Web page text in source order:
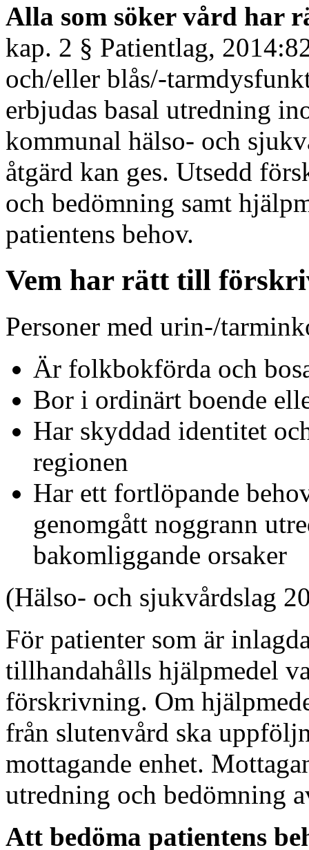
Alla som söker vård har
kap. 2 § Patientlag,
och/eller blås/-
erbjudas basal utredning
kommunal hälso- och
åtgärd kan ges. Utsedd
och bedömning samt
patientens behov.
Vem har rätt till
Personer med urin-/
Är folkbokförda och
Bor i ordinärt boende
Har skyddad identitet
regionen
Har ett fortlöpande
genomgått noggrann
bakomliggande orsaker
(Hälso- och sjukvårdslag
För patienter som är
tillhandahålls hjälpmedel
förskrivning. Om
från slutenvård ska
mottagande enhet.
utredning och bedömning
Att bedöma patientens